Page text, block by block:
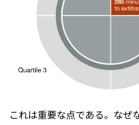
これは重要な点である。なぜ